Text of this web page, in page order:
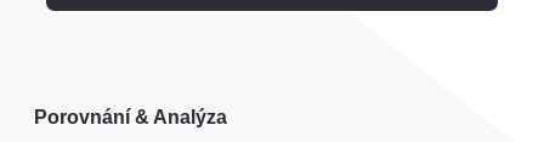
Porovnání & Analýza